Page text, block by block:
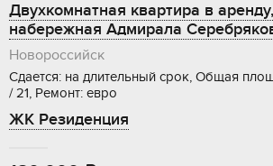
Двухкомнатная квартира в
набережная Адмирала
Новороссийск
Сдается: на длительный срок, Общая
/ 21, Ремонт: евро
ЖК Резиденция